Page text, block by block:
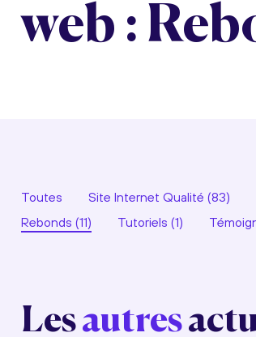
web :
Toutes Site Internet Qualité (83)
Rebonds (11)
Tutoriels (1)
Lesautres